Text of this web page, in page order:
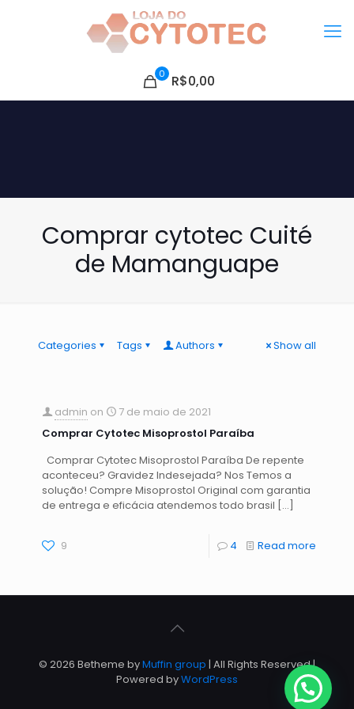
0 R$0,00
Comprar cytotec Cuité
de Mamanguape
Categories Tags Authors Show all
admin on
7 de maio de 2021
Comprar Cytotec Misoprostol Paraíba
Comprar Cytotec Misoprostol Paraíba De repente
aconteceu? Gravidez Indesejada? Nos Temos a
solução! Compre Misoprostol Original com garantia
de entrega e eficácia atendemos todo brasil […]
9 4 Read more
© 2026 Betheme byMuffin group | All Rights Reserved |
Powered byWordPress